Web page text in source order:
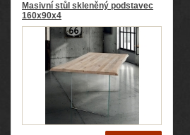
Masivní stůl skleněný podstavec
160x90x4